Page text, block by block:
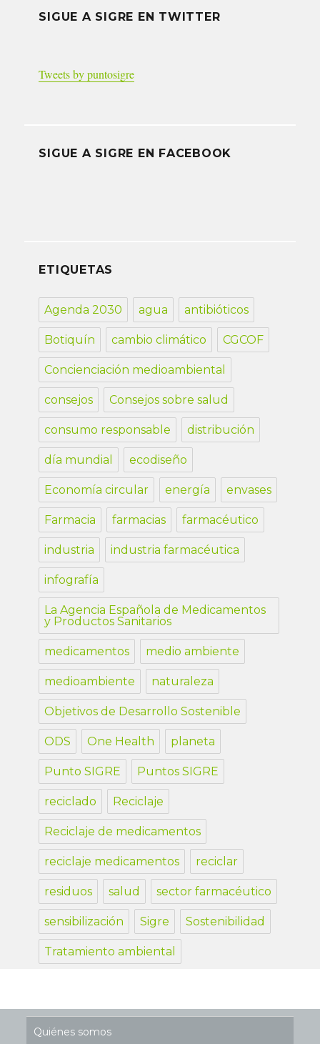
SIGUE A SIGRE EN TWITTER
Tweets by puntosigre
SIGUE A SIGRE EN FACEBOOK
ETIQUETAS
Agenda 2030 agua antibióticos
Botiquín cambio climático CGCOF
Concienciación medioambiental
consejos Consejos sobre salud
consumo responsable distribución
día mundial ecodiseño
Economía circular energía envases
Farmacia farmacias farmacéutico
industria industria farmacéutica
infografía
La Agencia Española de Medicamentos
y Productos Sanitarios
medicamentos medio ambiente
medioambiente naturaleza
Objetivos de Desarrollo Sostenible
ODS One Health planeta
Punto SIGRE Puntos SIGRE
reciclado Reciclaje
Reciclaje de medicamentos
reciclaje medicamentos reciclar
residuos salud sector farmacéutico
sensibilización Sigre Sostenibilidad
Tratamiento ambiental
Quiénes somos